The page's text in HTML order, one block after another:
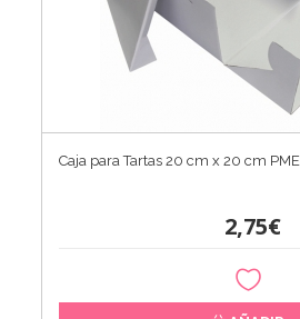
Caja para Tartas 20 cm x 20 cm PME
2,75€